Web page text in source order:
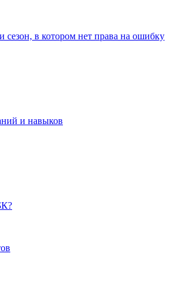
в котором нет права на ошибку
и навыков